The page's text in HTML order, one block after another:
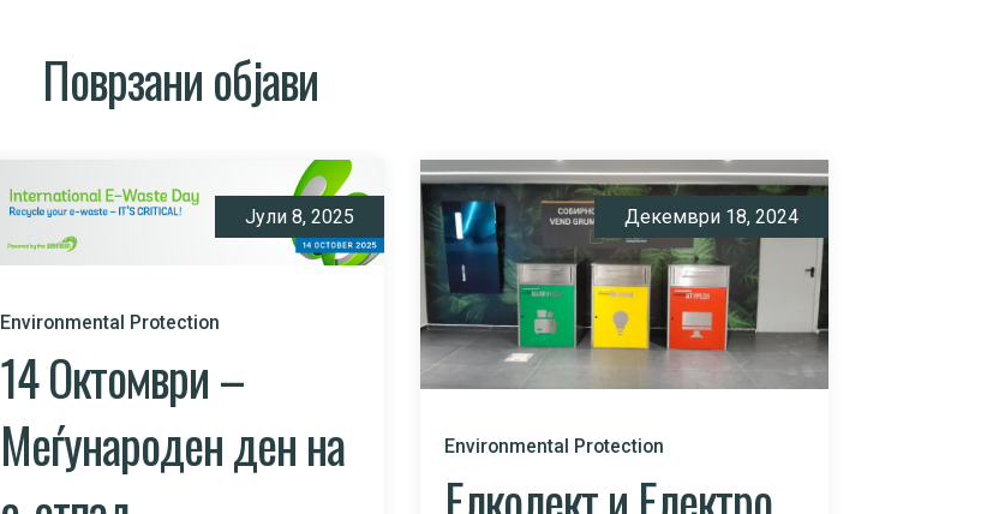
Поврзани објави
Јули 8, 2025
Environmental Protection
14 Октомври –
Меѓународен ден на
Декември 18, 2024
Environmental Protection